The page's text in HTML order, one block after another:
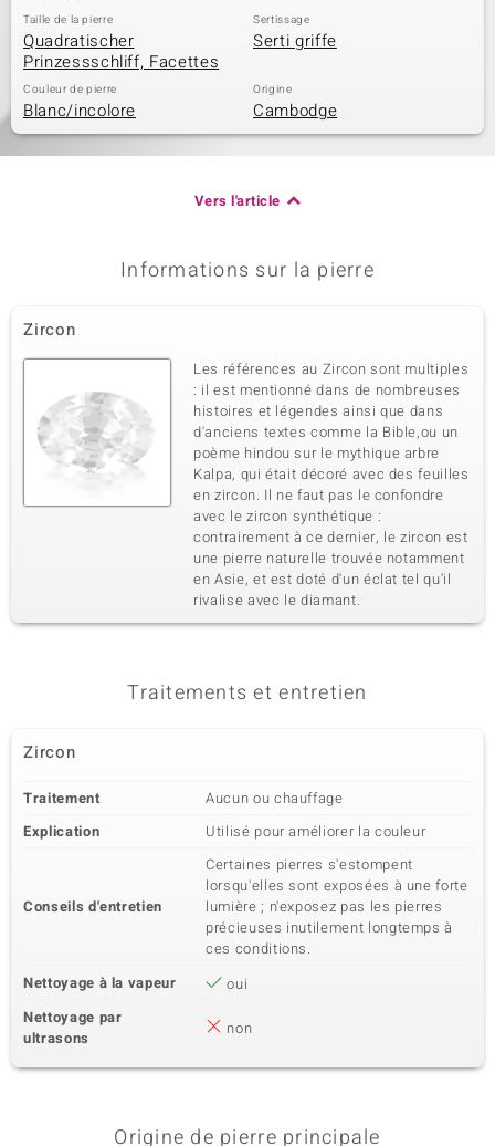
Taille de la pierre
Quadratischer
Prinzessschliff, Facettes
Sertissage
Serti griffe
Couleur de pierre
Blanc/incolore
Origine
Cambodge
Vers l'article
Informations sur la pierre
Zircon
Les références au Zircon sont multiples
: il est mentionné dans de nombreuses
histoires et légendes ainsi que dans
d'anciens textes comme la Bible,ou un
poème hindou sur le mythique arbre
Kalpa, qui était décoré avec des feuilles
en zircon. Il ne faut pas le confondre
avec le zircon synthétique :
contrairement à ce dernier, le zircon est
une pierre naturelle trouvée notamment
en Asie, et est doté d'un éclat tel qu'il
rivalise avec le diamant.
Traitements et entretien
Zircon
Traitement
Aucun ou chauffage
Explication
Utilisé pour améliorer la couleur
Conseils d'entretien
Certaines pierres s'estompent
lorsqu'elles sont exposées à une forte
lumière ; n'exposez pas les pierres
précieuses inutilement longtemps à
ces conditions.
Nettoyage à la vapeur
oui
Nettoyage par
ultrasons
non
Origine de pierre principale